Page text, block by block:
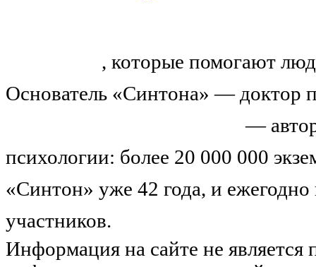
, которые помогают
Основатель «Синтона» — доктор
—
психологии: более 20 000 000
«Синтон» уже 42 года, и
участников.
Информация на сайте не